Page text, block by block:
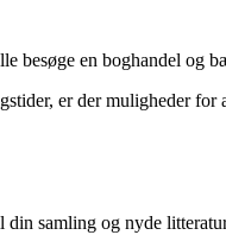
besøge en boghandel og
er der muligheder
samling og nyde